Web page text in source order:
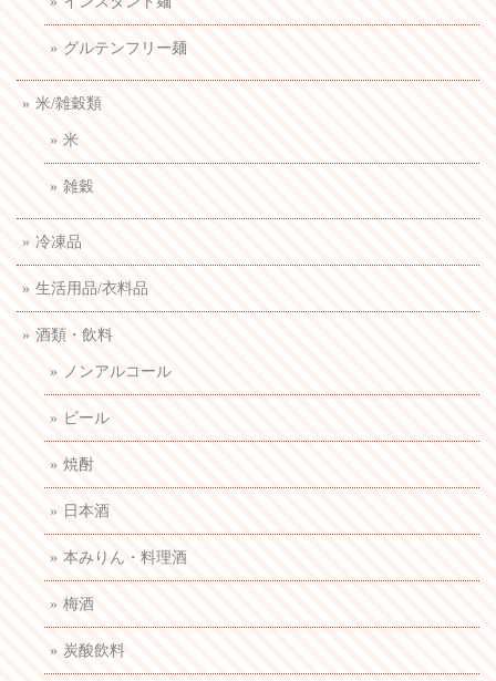
グルテンフリー麺
米/雑穀類
米
雑穀
冷凍品
生活用品/衣料品
酒類・飲料
ノンアルコール
ビール
焼酎
日本酒
本みりん・料理酒
梅酒
炭酸飲料